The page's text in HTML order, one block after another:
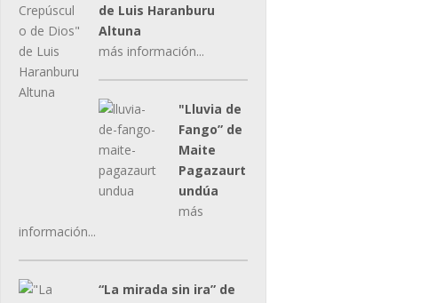
de Luis Haranburu
Altuna
más información...
"Lluvia de
Fango” de
Maite
Pagazaurt
undúa
más
información...
“La mirada sin ira” de